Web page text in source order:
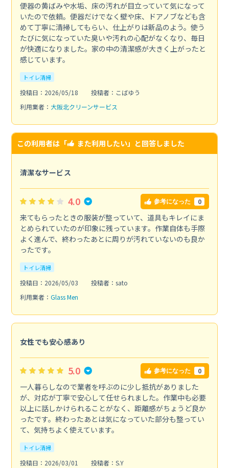
便器の黄ばみや水垢、床の汚れが目立っていて気になって
いたので依頼。便器だけでなく壁や床、ドアノブなども含
めて丁寧に清掃してもらい、仕上がりは新品のよう。使う
たびに気になっていた臭いや汚れの心配がなくなり、毎日
が快適になりました。家の中の清潔感が大きく上がったと
感じています。
トイレ清掃
投稿日：2026/05/18
投稿者：こばゆう
利用業者： 大阪北クリーンサービス
この利用者は「 また利用したい」と回答しました
清潔なサービス
4.0 参考になった 0
来てもらったときの服装が整っていて、道具もキレイにま
とめられていたのが印象に残っています。作業自体も手際
よく進んで、終わったあとに周りが汚れていないのも良か
ったです。
トイレ清掃
投稿日：2026/05/03
投稿者：sato
利用業者： Glass Men
女性でも安心感あり
5.0 参考になった 0
一人暮らしなので業者を呼ぶのに少し抵抗がありました
が、対応が丁寧で安心して任せられました。作業中も必要
以上に話しかけられることがなく、距離感がちょうど良か
ったです。終わったあとは気になっていた部分も整ってい
て、気持ちよく使えています。
トイレ清掃
投稿日：2026/03/01
投稿者：S.Y